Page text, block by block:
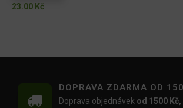
23.00 Kč
DOPRAVA ZDARMA OD
Doprava objednávek od 1500 Kč,